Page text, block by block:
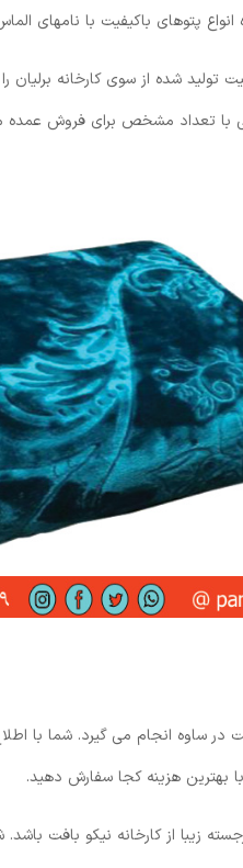
پتوهای باکیفیت با نامهای
شده از سوی کارخانه برلیان
با تعداد مشخص برای فروش عمده
در ساوه انجام می گیرد. شما با
بهترین هزینه کجا سفارش دهید.
زیبا از کارخانه نیکو بافت